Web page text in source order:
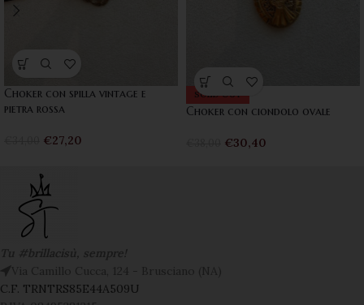
Choker con spilla vintage e
pietra rossa
€27,20
SOLD OUT
Choker con ciondolo ovale
€30,40
C.F. TRNTRS85E44A509U